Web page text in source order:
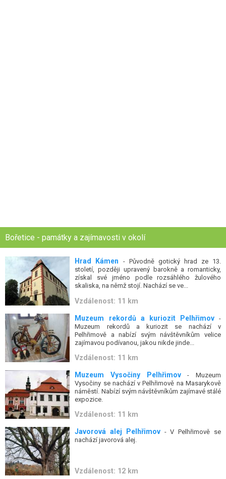
Bořetice - památky a zajímavosti v okolí
Hrad Kámen - Původně gotický hrad ze 13.
století, později upravený barokně a romanticky,
získal své jméno podle rozsáhlého žulového
skaliska, na němž stojí. Nachází se ve...
Vzdálenost: 11 km
Muzeum rekordů a kuriozit Pelhřimov-
Muzeum rekordů a kuriozit se nachází v
Pelhřimově a nabízí svým návštěvníkům velice
zajímavou podívanou, jakou nikde jinde...
Vzdálenost: 11 km
Muzeum Vysočiny Pelhřimov- Muzeum
Vysočiny se nachází v Pelhřimově na Masarykově
náměstí. Nabízí svým návštěvníkům zajímavé stálé
expozice.
Vzdálenost: 11 km
Javorová alej Pelhřimov- V Pelhřimově se
nachází javorová alej.
Vzdálenost: 12 km